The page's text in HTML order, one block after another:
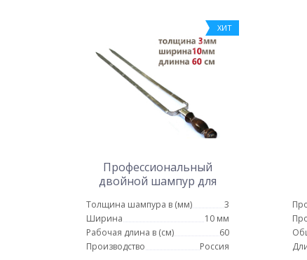
ХИТ
Профессиональный
двойной шампур для
Толщина шампура в (мм)
3
Ширина
10 мм
Рабочая длина в (см)
60
Производство
Россия